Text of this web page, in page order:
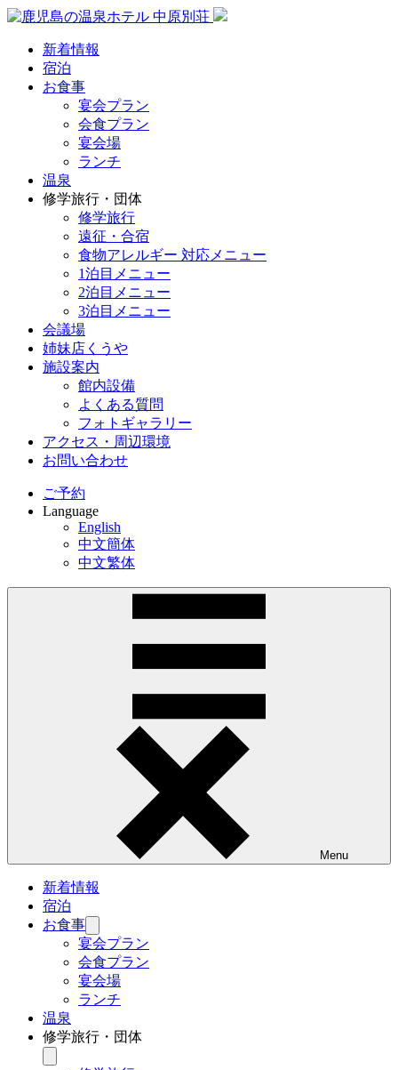
新着情報
宿泊
お食事
宴会プラン
会食プラン
宴会場
ランチ
温泉
修学旅行・団体
修学旅行
遠征・合宿
食物アレルギー 対応メニュー
1泊目メニュー
2泊目メニュー
3泊目メニュー
会議場
姉妹店くうや
施設案内
館内設備
よくある質問
フォトギャラリー
アクセス・周辺環境
お問い合わせ
ご予約
Language
English
中文簡体
中文繁体
Menu
新着情報
宿泊
お食事
ブ
メ
ニ
ュ
ー
開
宴会プラン
会食プラン
宴会場
ランチ
温泉
修学旅行・団体